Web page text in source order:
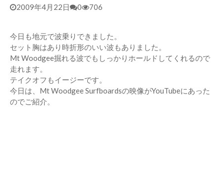
2009年4月22日 0 706
今日も地元で波乗りできました。
セット胸はあり時折形のいい波もありました。
Mt Woodgee掘れる波でもしっかりホールドしてくれるので
走れます。
テイクオフもイージーです。
今日は、Mt Woodgee Surfboardsの映像がYouTubeにあった
のでご紹介。